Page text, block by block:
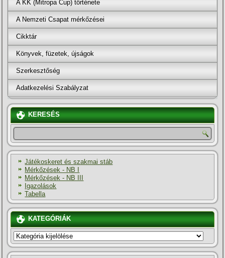
A KK (Mitropa Cup) története
A Nemzeti Csapat mérkőzései
Cikktár
Könyvek, füzetek, újságok
Szerkesztőség
Adatkezelési Szabályzat
KERESÉS
Játékoskeret és szakmai stáb
Mérkőzések - NB I
Mérkőzések - NB III
Igazolások
Tabella
KATEGÓRIÁK
KATEGÓRIÁK